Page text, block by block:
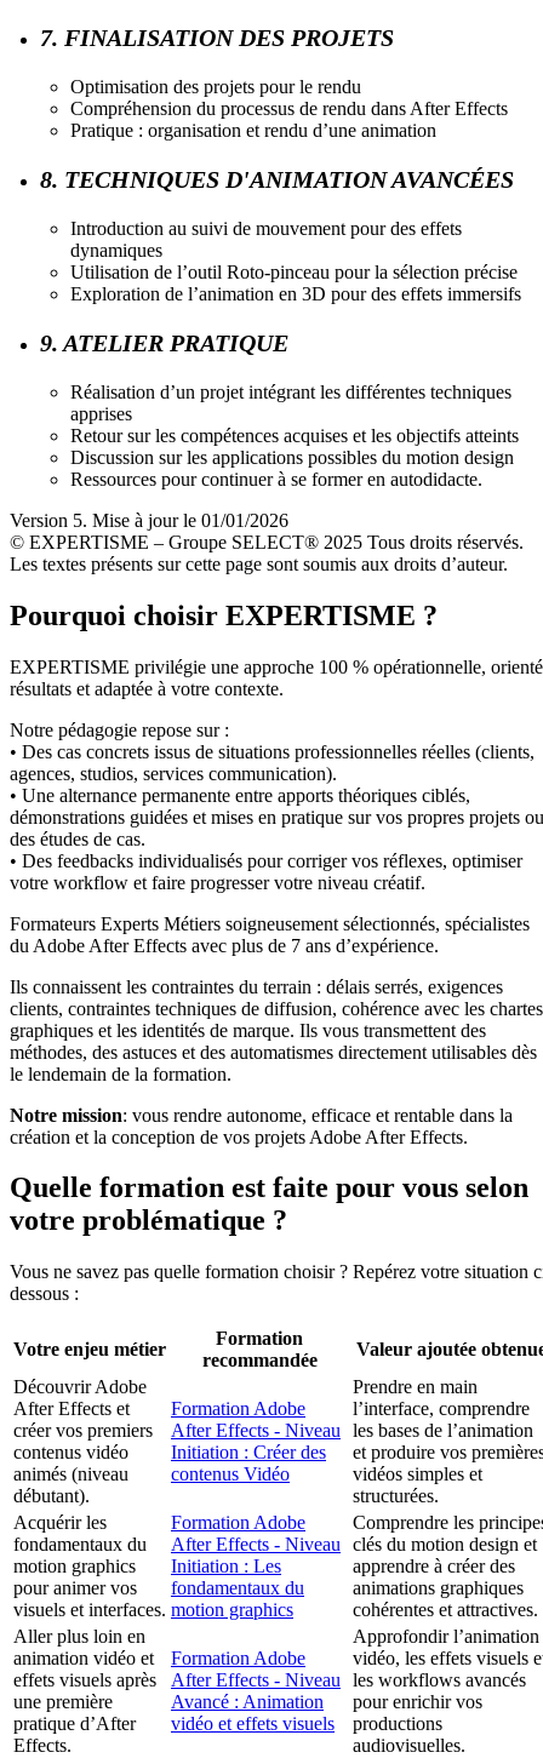
7. FINALISATION DES PROJETS
Optimisation des projets pour le rendu
Compréhension du processus de rendu dans After Effects
Pratique : organisation et rendu d’une animation
8. TECHNIQUES D'ANIMATION AVANCÉES
Introduction au suivi de mouvement pour des effets
dynamiques
Utilisation de l’outil Roto-pinceau pour la sélection précise
Exploration de l’animation en 3D pour des effets immersifs
9. ATELIER PRATIQUE
Réalisation d’un projet intégrant les différentes techniques
apprises
Retour sur les compétences acquises et les objectifs atteints
Discussion sur les applications possibles du motion design
Ressources pour continuer à se former en autodidacte.
Version 5. Mise à jour le 01/01/2026
© EXPERTISME – Groupe SELECT® 2025 Tous droits réservés.
Les textes présents sur cette page sont soumis aux droits d’auteur.
Pourquoi choisir EXPERTISME ?
EXPERTISME privilégie une approche 100 % opérationnelle,
résultats et adaptée à votre contexte.
Notre pédagogie repose sur :
• Des cas concrets issus de situations professionnelles réelles (clients,
agences, studios, services communication).
• Une alternance permanente entre apports théoriques ciblés,
démonstrations guidées et mises en pratique sur vos propres projets ou
des études de cas.
• Des feedbacks individualisés pour corriger vos réflexes, optimiser
votre workflow et faire progresser votre niveau créatif.
Formateurs Experts Métiers soigneusement sélectionnés, spécialistes
du Adobe After Effects avec plus de 7 ans d’expérience.
Ils connaissent les contraintes du terrain : délais serrés, exigences
clients, contraintes techniques de diffusion, cohérence avec les chartes
graphiques et les identités de marque. Ils vous transmettent des
méthodes, des astuces et des automatismes directement utilisables dès
le lendemain de la formation.
Notre mission: vous rendre autonome, efficace et rentable dans la
création et la conception de vos projets Adobe After Effects.
Quelle formation est faite pour vous selon
votre problématique ?
Vous ne savez pas quelle formation choisir ? Repérez votre situation
dessous :
Votre enjeu métier
Formation
recommandée
Valeur ajoutée
Découvrir Adobe
After Effects et
créer vos premiers
contenus vidéo
animés (niveau
débutant).
Formation Adobe
After Effects - Niveau
Initiation : Créer des
contenus Vidéo
Prendre en main
l’interface, comprendre
les bases de l’animation
et produire vos
vidéos simples et
structurées.
Acquérir les
fondamentaux du
motion graphics
pour animer vos
visuels et interfaces.
Formation Adobe
After Effects - Niveau
Initiation : Les
fondamentaux du
motion graphics
Comprendre les
clés du motion design et
apprendre à créer des
animations graphiques
cohérentes et attractives.
Aller plus loin en
animation vidéo et
effets visuels après
une première
pratique d’After
Effects.
Formation Adobe
After Effects - Niveau
Avancé : Animation
vidéo et effets visuels
Approfondir l’animation
vidéo, les effets visuels
les workflows avancés
pour enrichir vos
productions
audiovisuelles.